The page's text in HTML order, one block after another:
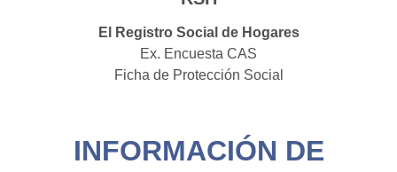
El Registro Social de Hogares
Ex. Encuesta CAS
Ficha de Protección Social
INFORMACIÓN DE